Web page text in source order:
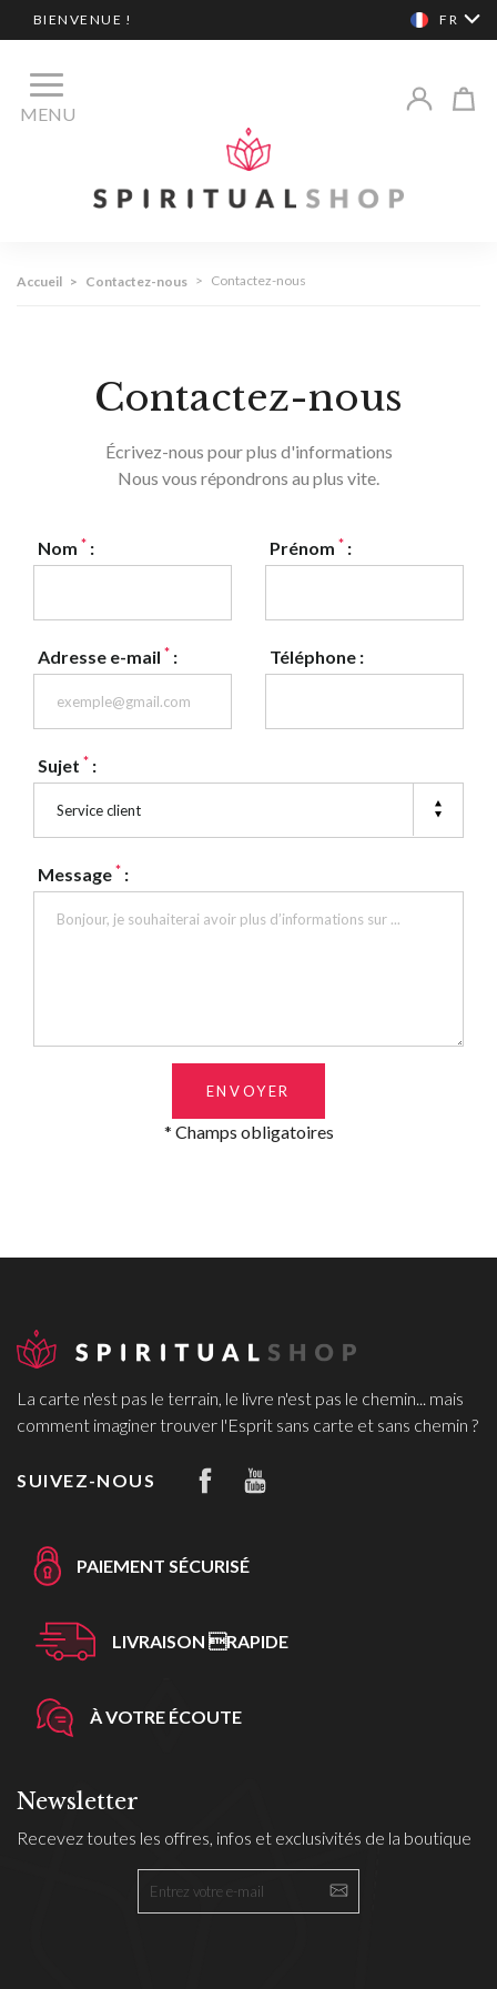
BIENVENUE ! FR
MENU
Accueil > Contactez-nous > Contactez-nous
Contactez-nous
Écrivez-nous pour plus d'informations
Nous vous répondrons au plus vite.
Nom * : Prénom * :
Adresse e-mail * : Téléphone :
Sujet * :
Service client
Message * :
ENVOYER
* Champs obligatoires
La carte n'est pas le terrain, le livre n'est pas le chemin... mais
comment imaginer trouver l'Esprit sans carte et sans chemin ?
SUIVEZ-NOUS
PAIEMENT SÉCURISÉ
LIVRAISON RAPIDE
À VOTRE ÉCOUTE
Newsletter
Recevez toutes les offres, infos et exclusivités de la boutique